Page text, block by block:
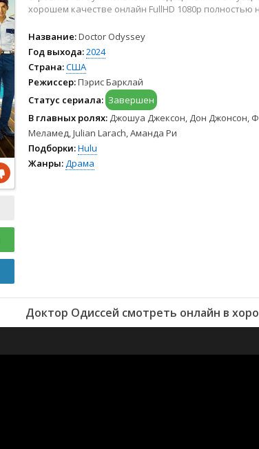
2022
хорошем качестве онлайн FullHD 1080p полностью
Название:Doctor Odyssey
Год выхода:2024
Страна:США
Режиссер:Пэрис Барклай
Статус сериала: Завершен
В главных ролях: Джошуа Джексон, Дон Джонсон,
Меламед, Julian Larach, Аманда Ри
Подборки:Hulu
Жанры:Драма
Доктор Одиссей смотреть онлайн в